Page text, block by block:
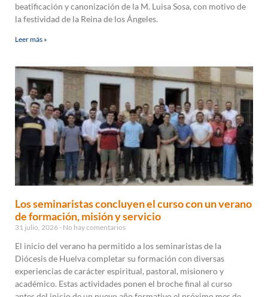
beatificación y canonización de la M. Luisa Sosa, con motivo de
la festividad de la Reina de los Ángeles.
Leer más »
Los seminaristas concluyen el curso con un verano
de formación, misión y servicio
31 julio, 2026 No hay comentarios
El inicio del verano ha permitido a los seminaristas de la
Diócesis de Huelva completar su formación con diversas
experiencias de carácter espiritual, pastoral, misionero y
académico. Estas actividades ponen el broche final al curso